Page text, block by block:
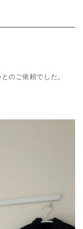
のご依頼でした。